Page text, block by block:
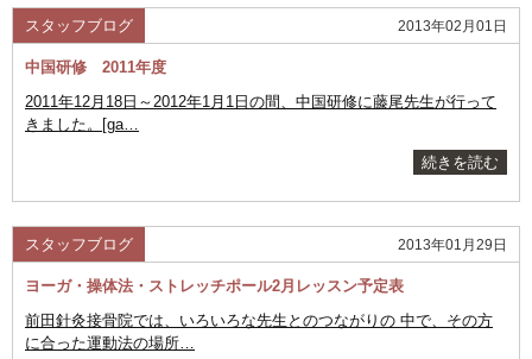
スタッフブログ 2013年02月01日
中国研修 2011年度
2011年12月18日～2012年1月1日の間、中国研修に藤尾先生が行って
きました。[ga…
続きを読む
スタッフブログ 2013年01月29日
ヨーガ・操体法・ストレッチポール2月レッスン予定表
前田針灸接骨院では、いろいろな先生とのつながりの 中で、その方
に合った運動法の場所…